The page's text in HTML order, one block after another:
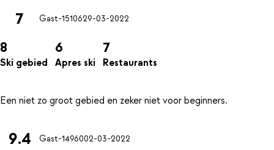
7 Gast-1510629-03-2022
8
Ski gebied
6
Apres ski
7
Restaurants
9.4 Gast-1496002-03-2022